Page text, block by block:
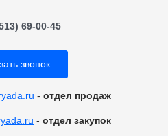
69-00-45
звонок
- отдел продаж
- отдел закупок